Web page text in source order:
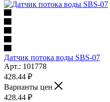
Датчик потока воды SBS-07
Арт.: 101778
428.44 ₽
Варианты цен
428.44 ₽